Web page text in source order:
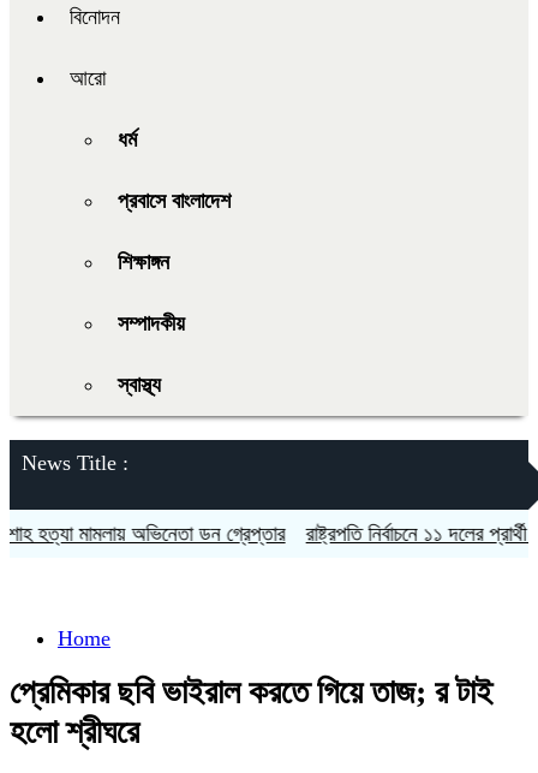
বিনোদন
আরো
ধর্ম
প্রবাসে বাংলাদেশ
শিক্ষাঙ্গন
সম্পাদকীয়
স্বাস্থ্য
News Title :
হত্যা মামলায় অভিনেতা ডন গ্রেপ্তার রাষ্ট্রপতি নির্বাচনে ১১ দলের প্রার্থী
Home
প্রেমিকার ছবি ভাইরাল করতে গিয়ে তাজ‌‌; র টাই
হলো শ্রীঘরে